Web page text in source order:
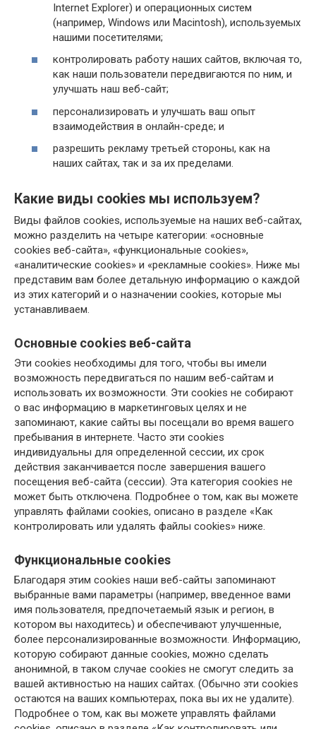
Internet Explorer) и операционных систем
(например, Windows или Macintosh), используемых
нашими посетителями;
контролировать работу наших сайтов, включая то,
как наши пользователи передвигаются по ним, и
улучшать наш веб-сайт;
персонализировать и улучшать ваш опыт
взаимодействия в онлайн-среде; и
разрешить рекламу третьей стороны, как на
наших сайтах, так и за их пределами.
Какие виды cookies мы используем?
Виды файлов cookies, используемые на наших веб-сайтах,
можно разделить на четыре категории: «основные
cookies веб-сайта», «функциональные cookies»,
«аналитические cookies» и «рекламные cookies». Ниже мы
представим вам более детальную информацию о каждой
из этих категорий и о назначении cookies, которые мы
устанавливаем.
Основные cookies веб-сайта
Эти cookies необходимы для того, чтобы вы имели
возможность передвигаться по нашим веб-сайтам и
использовать их возможности. Эти cookies не собирают
о вас информацию в маркетинговых целях и не
запоминают, какие сайты вы посещали во время вашего
пребывания в интернете. Часто эти cookies
индивидуальны для определенной сессии, их срок
действия заканчивается после завершения вашего
посещения веб-сайта (сессии). Эта категория cookies не
может быть отключена. Подробнее о том, как вы можете
управлять файлами cookies, описано в разделе «Как
контролировать или удалять файлы cookies» ниже.
Функциональные cookies
Благодаря этим cookies наши веб-сайты запоминают
выбранные вами параметры (например, введенное вами
имя пользователя, предпочетаемый язык и регион, в
котором вы находитесь) и обеспечивают улучшенные,
более персонализированные возможности. Информацию,
которую собирают данные cookies, можно сделать
анонимной, в таком случае cookies не смогут следить за
вашей активностью на наших сайтах. (Обычно эти cookies
остаются на ваших компьютерах, пока вы их не удалите).
Подробнее о том, как вы можете управлять файлами